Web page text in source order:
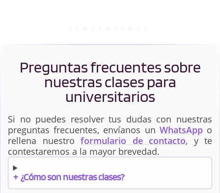
Preguntas frecuentes sobre
nuestras clases para
universitarios
Si no puedes resolver tus dudas con nuestras
preguntas frecuentes, envíanos un WhatsAppo
rellena nuestro formulario de contacto, y te
contestaremos a la mayor brevedad.
+ ¿Cómo son nuestras clases?